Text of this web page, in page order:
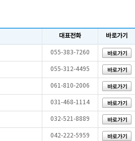
대표전화 바로가기
055-383-7260
055-312-4495
061-810-2006
031-468-1114
032-521-8889
042-222-5959